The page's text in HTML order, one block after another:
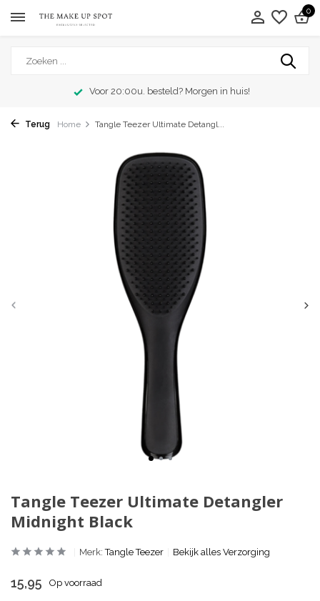
0
Voor 20:00u. besteld? Morgen in huis!
Terug Home Tangle Teezer Ultimate Detangl...
Tangle Teezer Ultimate Detangler
Midnight Black
Merk:Tangle Teezer Bekijk alles Verzorging
15,95 Op voorraad